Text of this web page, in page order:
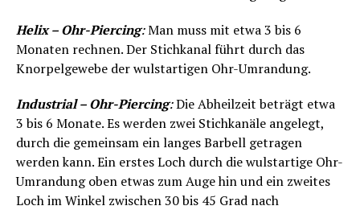
Helix – Ohr-Piercing:Man muss mit etwa 3 bis 6
Monaten rechnen. Der Stichkanal führt durch das
Knorpelgewebe der wulstartigen Ohr-Umrandung.
Industrial – Ohr-Piercing:Die Abheilzeit beträgt etwa
3 bis 6 Monate. Es werden zwei Stichkanäle angelegt,
durch die gemeinsam ein langes Barbell getragen
werden kann. Ein erstes Loch durch die wulstartige Ohr-
Umrandung oben etwas zum Auge hin und ein zweites
Loch im Winkel zwischen 30 bis 45 Grad nach